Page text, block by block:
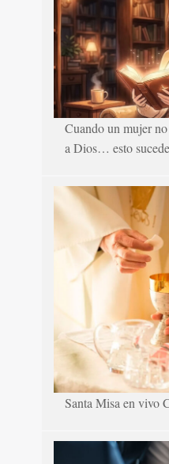
Cuando un mujer
a Dios… esto sucede
Santa Misa en vivo